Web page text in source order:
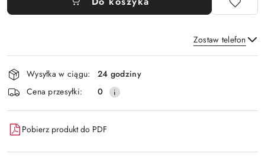
Zostaw telefon
Wyślij
Dostępność
i
dostawa
Wysyłka w ciągu:
24 godziny
Cena przesyłki:
0
Pobierz produkt do PDF